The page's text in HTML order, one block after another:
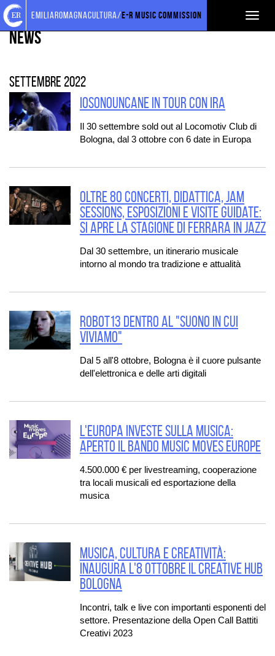
Torna
alla
home
page
Cerca
nel
sito
Salta
ai
contenuti
Salta
al
menu
principale
emiliaromagnacultura/E-R Music Commission
EVENTI E NEWS
News
settembre 2022
IOSONOUNCANE IN TOUR CON IRA
Il 30 settembre sold out al Locomotiv Club di
Bologna, dal 3 ottobre con 6 date in Europa
Oltre 80 concerti, didattica, jam
sessions, esposizioni e visite guidate:
si apre la stagione di Ferrara in jazz
Dal 30 settembre, un itinerario musicale
intorno al mondo tra tradizione e attualità
ROBOT13 DENTRO AL "SUONO IN CUI
VIVIAMO"
Dal 5 all'8 ottobre, Bologna è il cuore pulsante
dell'elettronica e delle arti digitali
L'EUROPA INVESTE SULLA MUSICA:
APERTO IL BANDO MUSIC MOVES EUROPE
4.500.000 € per livestreaming, cooperazione
tra locali musicali ed esportazione della
musica
Musica, Cultura e Creatività:
inaugura l'8 ottobre il Creative Hub
Bologna
Incontri, talk e live con importanti esponenti del
settore. Presentazione della Open Call Battiti
Creativi 2023